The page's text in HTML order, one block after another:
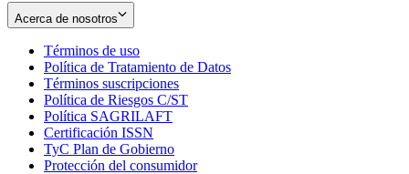
Acerca de nosotros
Términos de uso
in
new
window
Política de Tratamiento de Datos
Términos suscripciones
in
Política de Riesgos C/ST
Política SAGRILAFT
new
window
Certificación ISSN
in
new
TyC Plan de Gobierno
in
Protección del consumidorOpens